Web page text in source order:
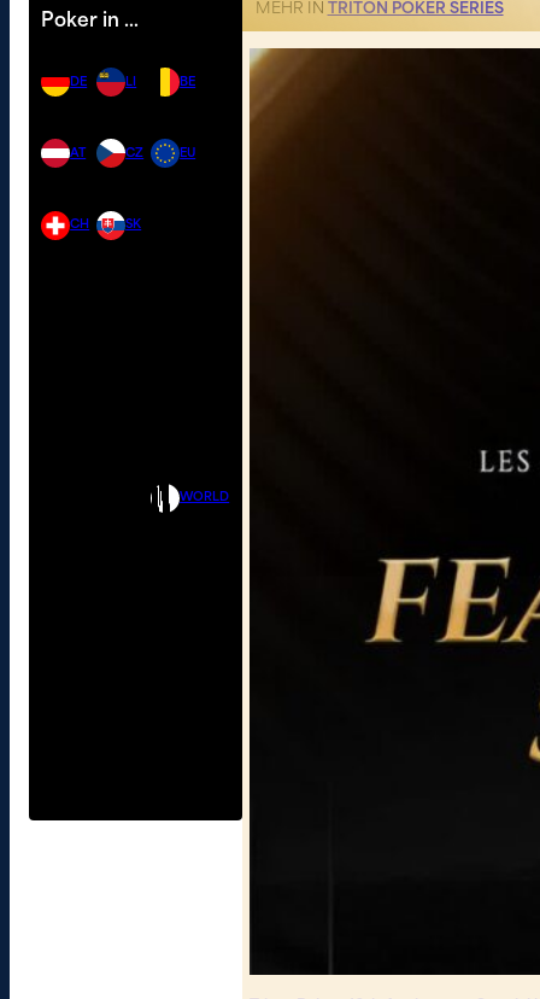
Poker in …
DE
AT
CH
LI
CZ
SK
BE
EU
WORLD
MEHR IN TRITON POKER SERIES